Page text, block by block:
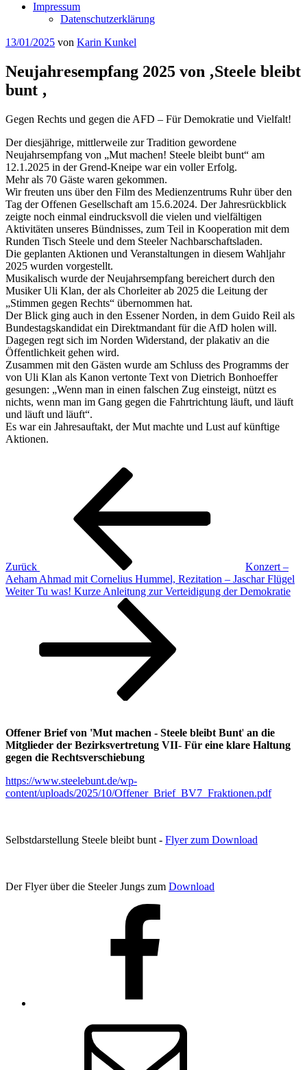
Impressum
Datenschutzerklärung
Veröffentlicht
13/01/2025 von Karin Kunkel
Neujahresempfang 2025 von ‚Steele bleibt
bunt ‚
Gegen Rechts und gegen die AFD – Für Demokratie und Vielfalt!
Der diesjährige, mittlerweile zur Tradition gewordene
Neujahrsempfang von „Mut machen! Steele bleibt bunt“ am
12.1.2025 in der Grend-Kneipe war ein voller Erfolg.
Mehr als 70 Gäste waren gekommen.
Wir freuten uns über den Film des Medienzentrums Ruhr über den
Tag der Offenen Gesellschaft am 15.6.2024. Der Jahresrückblick
zeigte noch einmal eindrucksvoll die vielen und vielfältigen
Aktivitäten unseres Bündnisses, zum Teil in Kooperation mit dem
Runden Tisch Steele und dem Steeler Nachbarschaftsladen.
Die geplanten Aktionen und Veranstaltungen in diesem Wahljahr
2025 wurden vorgestellt.
Musikalisch wurde der Neujahrsempfang bereichert durch den
Musiker Uli Klan, der als Chorleiter ab 2025 die Leitung der
„Stimmen gegen Rechts“ übernommen hat.
Der Blick ging auch in den Essener Norden, in dem Guido Reil als
Bundestagskandidat ein Direktmandant für die AfD holen will.
Dagegen regt sich im Norden Widerstand, der plakativ an die
Öffentlichkeit gehen wird.
Zusammen mit den Gästen wurde am Schluss des Programms der
von Uli Klan als Kanon vertonte Text von Dietrich Bonhoeffer
gesungen: „Wenn man in einen falschen Zug einsteigt, nützt es
nichts, wenn man im Gang gegen die Fahrtrichtung läuft, und läuft
und läuft und läuft“.
Es war ein Jahresauftakt, der Mut machte und Lust auf künftige
Aktionen.
Beitragsnavigation
Zurück
Konzert –
Aeham Ahmad mit Cornelius Hummel, Rezitation – Jaschar Flügel
Nächster
Weiter Tu was! Kurze Anleitung zur Verteidigung der Demokratie
Offener Brief von 'Mut machen - Steele bleibt Bunt' an die
Mitglieder der Bezirksvertretung VII- Für eine klare Haltung
gegen die Rechtsverschiebung
https://www.steelebunt.de/wp-
content/uploads/2025/10/Offener_Brief_BV7_Fraktionen.pdf
Selbstdarstellung Steele bleibt bunt - Flyer zum Download
Der Flyer über die Steeler Jungs zum Download